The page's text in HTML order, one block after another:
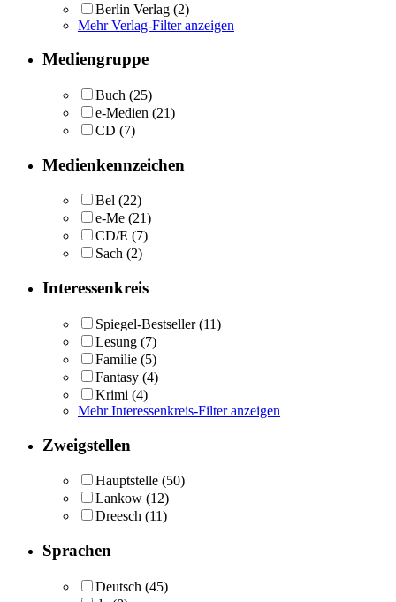
Berlin Verlag (2)
Mehr Verlag-Filter anzeigen
Mediengruppe
Buch (25)
e-Medien (21)
CD (7)
Medienkennzeichen
Bel (22)
e-Me (21)
CD/E (7)
Sach (2)
Interessenkreis
Spiegel-Bestseller (11)
Lesung (7)
Familie (5)
Fantasy (4)
Krimi (4)
Mehr Interessenkreis-Filter anzeigen
Zweigstellen
Hauptstelle (50)
Lankow (12)
Dreesch (11)
Sprachen
Deutsch (45)